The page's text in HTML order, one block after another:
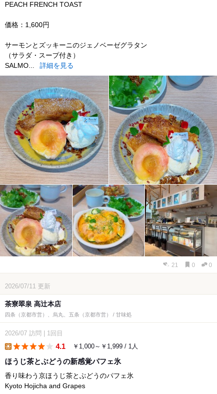
PEACH FRENCH TOAST
価格：1,600円
サーモンとズッキーニのジェノベーゼグラタン
（サラダ・スープ付き）
SALMO...
詳細を見る
21 0 0
2026/07/11 更新
茶寮翠泉 高辻本店
四条（京都市営）、烏丸、五条（京都市営） / 甘味処
2026/07 訪問 1回目
4.1 ￥1,000～￥1,999 / 1人
ほうじ茶とぶどうの新感覚パフェ氷
香り味わう京ほうじ茶とぶどうのパフェ氷
Kyoto Hojicha and Grapes